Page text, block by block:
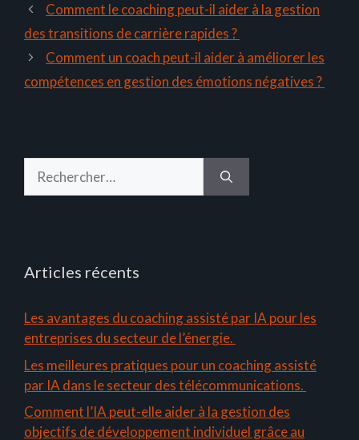
Comment le coaching peut-il aider à la gestion
des transitions de carrière rapides ?
Comment un coach peut-il aider à améliorer les
compétences en gestion des émotions négatives ?
Articles récents
Les avantages du coaching assisté par IA pour les
entreprises du secteur de l’énergie.
Les meilleures pratiques pour un coaching assisté
par IA dans le secteur des télécommunications.
Comment l’IA peut-elle aider à la gestion des
objectifs de développement individuel grâce au